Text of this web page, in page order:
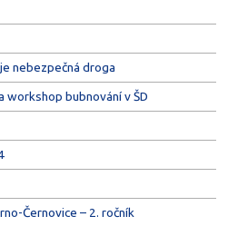
nebezpečná droga
workshop bubnování v ŠD
Černovice – 2. ročník